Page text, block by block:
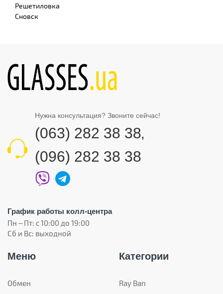
Решетиловка
Сновск
Нужна консультация? Звоните сейчас!
(063) 282 38 38,
(096) 282 38 38
График работы колл-центра
Пн – Пт: с 10:00 до 19:00
Сб и Вс: выходной
Меню
Обмен
Категории
Ray Ban